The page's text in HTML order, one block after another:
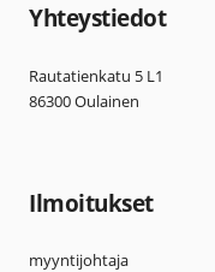
Yhteystiedot
Rautatienkatu 5 L1
86300 Oulainen
Ilmoitukset
myyntijohtaja